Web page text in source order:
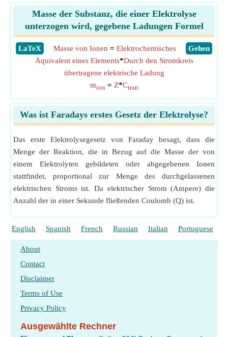
Masse der Substanz, die einer Elektrolyse
unterzogen wird, gegebene Ladungen Formel
​LaTeX ​Gehen
Masse von Ionen = Elektrochemisches
Äquivalent eines Elements*Durch den Stromkreis
übertragene elektrische Ladung
mion = Z*Ctran
Was ist Faradays erstes Gesetz der Elektrolyse?
Das erste Elektrolysegesetz von Faraday besagt, dass die
Menge der Reaktion, die in Bezug auf die Masse der von
einem Elektrolyten gebildeten oder abgegebenen Ionen
stattfindet, proportional zur Menge des durchgelassenen
elektrischen Stroms ist. Da elektrischer Strom (Ampere) die
Anzahl der in einer Sekunde fließenden Coulomb (Q) ist.
English Spanish French Russian Italian Portuguese
About
Contact
Disclaimer
Terms of Use
Privacy Policy
Ausgewählte Rechner